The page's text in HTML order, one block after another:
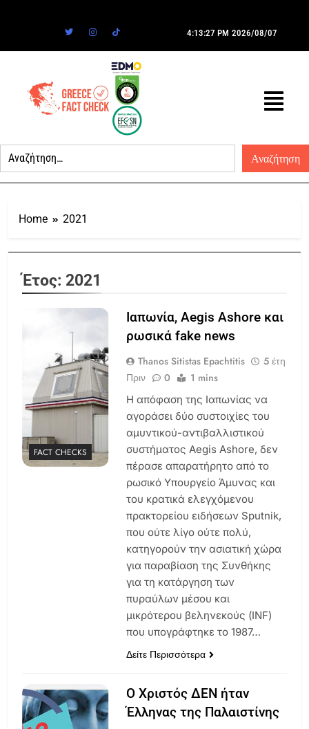
4:13:27 PM 2026/08/07
Home 2021
Έτος: 2021
FACT CHECKS
Ιαπωνία, Aegis Ashore και
ρωσικά fake news
Thanos Sitistas Epachtitis
5 έτη
Πριν
0 1 mins
Η απόφαση της Ιαπωνίας να
αγοράσει δύο συστοιχίες του
αμυντικού-αντιβαλλιστικού
συστήματος Aegis Ashore, δεν
πέρασε απαρατήρητο από το
ρωσικό Υπουργείο Άμυνας και
του κρατικά ελεγχόμενου
πρακτορείου ειδήσεων Sputnik,
που ούτε λίγο ούτε πολύ,
κατηγορούν την ασιατική χώρα
για παραβίαση της Συνθήκης
για τη κατάργηση των
πυραύλων μέσου και
μικρότερου βεληνεκούς (INF)
που υπογράφτηκε το 1987…
Δείτε Περισσότερα
Ο Χριστός ΔΕΝ ήταν
Έλληνας της Παλαιστίνης